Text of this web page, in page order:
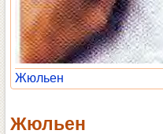
Жюльен
Жюльен